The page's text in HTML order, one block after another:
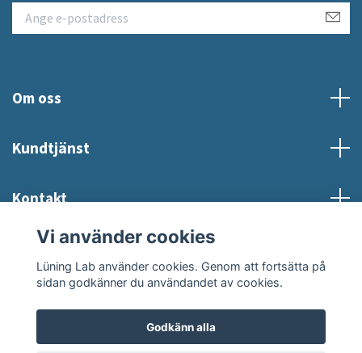
Om oss
Kundtjänst
Kontakt
Sociala medier
Vi använder cookies
Lüning Lab använder cookies. Genom att fortsätta på
sidan godkänner du användandet av cookies.
Godkänn alla